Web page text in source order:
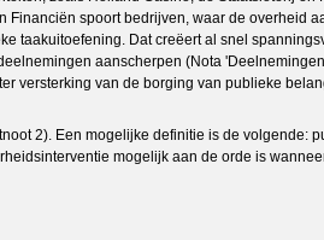
spoort bedrijven, waar de overheid
taakuitoefening. Dat creëert al snel
aanscherpen (Nota
versterking van de borging van publieke
2). Een mogelijke definitie is de
mogelijk aan de orde is